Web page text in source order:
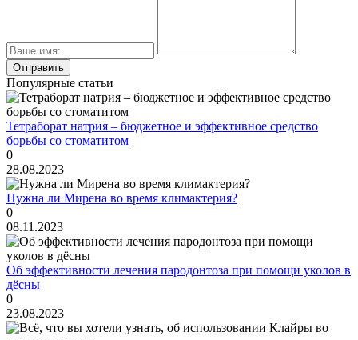
Популярные статьи
Тетраборат натрия – бюджетное и эффективное средство
борьбы со стоматитом
0
28.08.2023
Нужна ли Мирена во время климактерия?
0
08.11.2023
Об эффективности лечения пародонтоза при помощи уколов в
дёсны
0
23.08.2023